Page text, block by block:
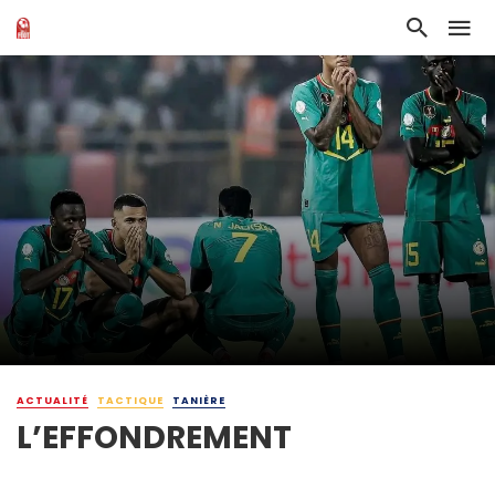
ACTUALITÉ TACTIQUE TANIÈRE
L’EFFONDREMENT